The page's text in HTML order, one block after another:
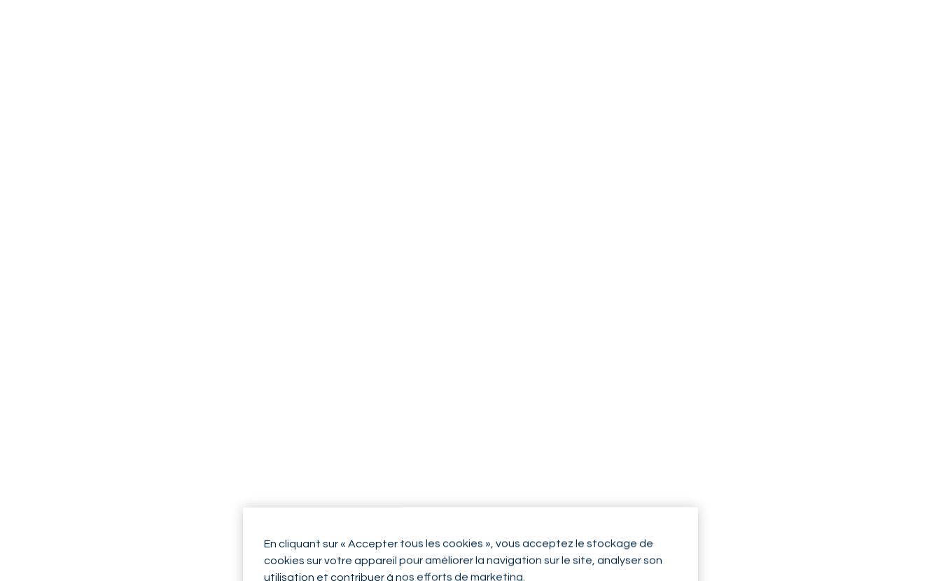
En cliquant sur « Accepter tous les cookies », vous acceptez le stockage de
cookies sur votre appareil pour améliorer la navigation sur le site, analyser son
utilisation et contribuer à nos efforts de marketing.